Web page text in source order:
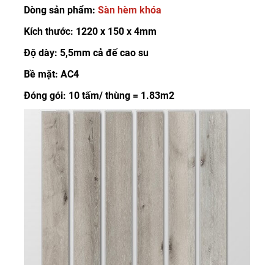
Dòng sản phẩm: Sàn hèm khóa
Kích thước: 1220 x 150 x 4mm
Độ dày: 5,5mm cả đế cao su
Bề mặt: AC4
Đóng gói: 10 tấm/ thùng = 1.83m2